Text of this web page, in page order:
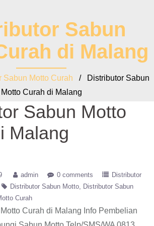
Sabun
di Malang
Sabun Motto Curah / Distributor Sabun
Motto Curah di Malang
Sabun Motto
Malang
admin 0 comments
Distributor
Distributor Sabun Motto
Distributor Sabun
Curah
Curah di Malang Info Pembelian